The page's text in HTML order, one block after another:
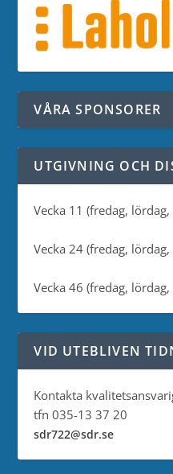
VÅRA SPONSORER
UTGIVNING OCH
Vecka 11 (fredag, lördag,
Vecka 24 (fredag, lördag,
Vecka 46 (fredag, lördag,
VID UTEBLIVEN
Kontakta
tfn 035-13 37 20
sdr722@sdr.se